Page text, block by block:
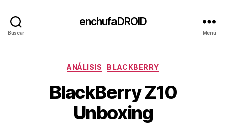
Buscar
enchufaDROID
Menú
Categorías
ANÁLISIS BLACKBERRY
BlackBerry Z10
Unboxing